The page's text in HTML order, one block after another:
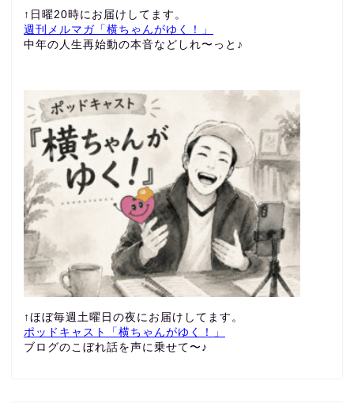
↑日曜20時にお届けしてます。
週刊メルマガ「横ちゃんがゆく！」
中年の人生再始動の本音などしれ〜っと♪
↑ほぼ毎週土曜日の夜にお届けしてます。
ポッドキャスト「横ちゃんがゆく！」
ブログのこぼれ話を声に乗せて〜♪